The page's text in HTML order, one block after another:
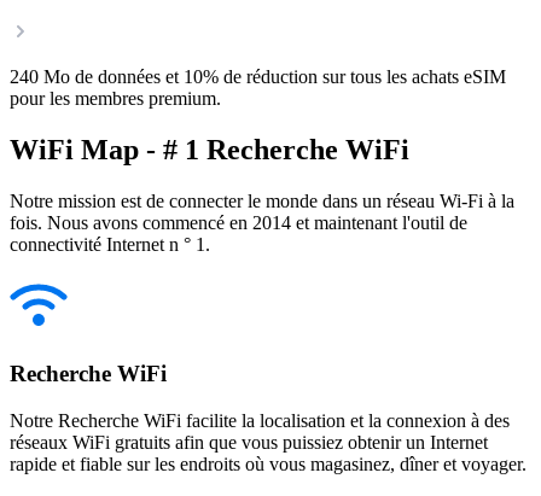
240 Mo de données et 10% de réduction sur tous les achats eSIM
pour les membres premium.
WiFi Map - # 1 Recherche WiFi
Notre mission est de connecter le monde dans un réseau Wi-Fi à la
fois. Nous avons commencé en 2014 et maintenant l'outil de
connectivité Internet n ° 1.
Recherche WiFi
Notre Recherche WiFi facilite la localisation et la connexion à des
réseaux WiFi gratuits afin que vous puissiez obtenir un Internet
rapide et fiable sur les endroits où vous magasinez, dîner et voyager.